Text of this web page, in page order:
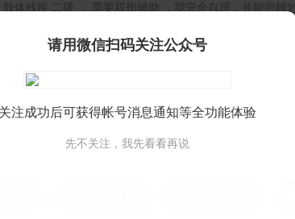
肢体残疾 二级 ， 需要双拐辅助 ，我完全自理，并能照顾
学历是初中 ，目前做艺术家 ，家里与父母同住 ，期望半
我是一个双腿截肢的残疾人，小时候以为车祸造成的，
请用微信扫码关注公众号
关注成功后可获得帐号消息通知等全功能体验
先不关注，我先看看再说